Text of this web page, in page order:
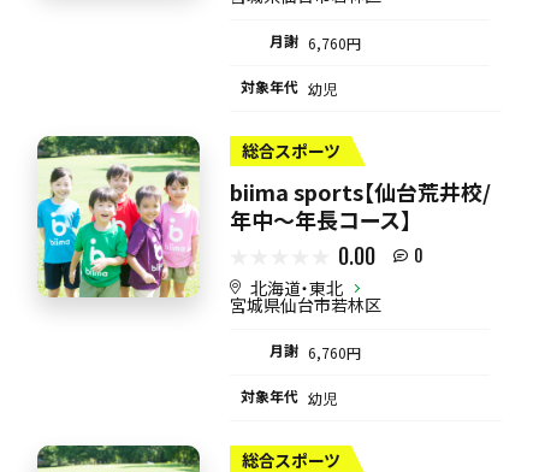
月謝 6,760円
対象年代 幼児
総合スポーツ
biima sports【仙台荒井校/
年中〜年長コース】
0.00 0
北海道・東北
宮城県仙台市若林区
月謝 6,760円
対象年代 幼児
総合スポーツ